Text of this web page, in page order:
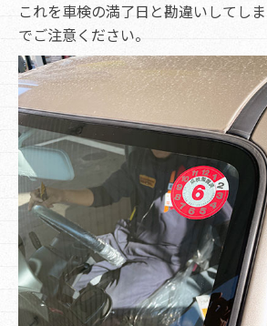
これを車検の満了日と勘違いしてし
でご注意ください。